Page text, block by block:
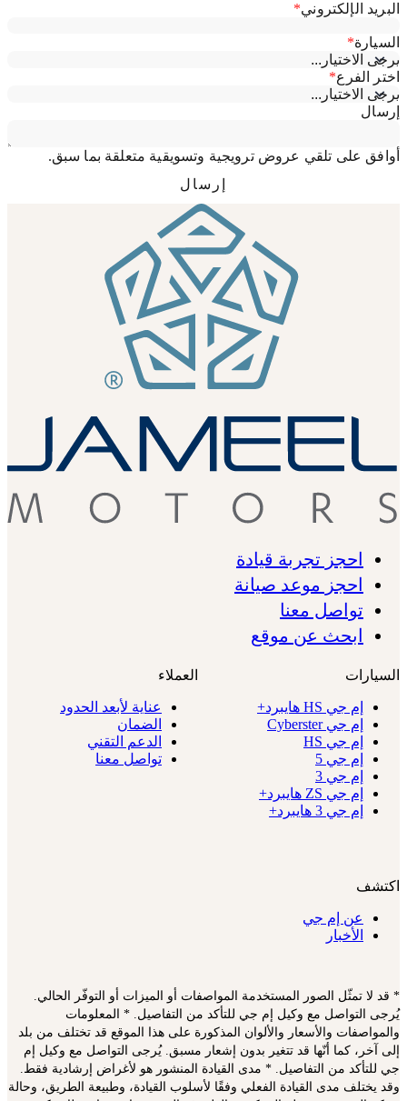
احجز تجربة قيادة
احجز موعد صيانة
تواصل معنا
ابحث عن موقع
السيارات
إم جي HS هايبرد+
إم جي Cyberster
إم جي HS
إم جي 5
إم جي 3
إم جي ZS هايبرد+
إم جي 3 هايبرد+
العملاء
عناية لأبعد الحدود
الضمان
الدعم التقني
تواصل معنا
اكتشف
عن إم جي
الأخبار
* قد لا تمثّل الصور المستخدمة المواصفات أو الميزات أو التوفّر الحالي.
يُرجى التواصل مع وكيل إم جي للتأكد من التفاصيل. * المعلومات
والمواصفات والأسعار والألوان المذكورة على هذا الموقع قد تختلف من بلد
إلى آخر، كما أنّها قد تتغير بدون إشعار مسبق. يُرجى التواصل مع وكيل إم
جي للتأكد من التفاصيل. * مدى القيادة المنشور هو لأغراض إرشادية فقط.
وقد يختلف مدى القيادة الفعلي وفقًا لأسلوب القيادة، وطبيعة الطريق، وحالة